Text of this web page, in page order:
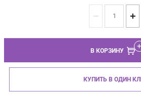
− +
В КОРЗИНУ
КУПИТЬ В ОДИН